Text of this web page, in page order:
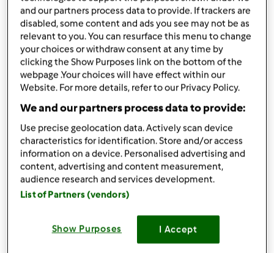
Criar uma variante
Ingredientes
700 g de água 250 g de arroz 300 g de courgete
descascada e cortada as rodelas 1latasalcichas
cortadas as rodelas sal q. b. 1 cebola pequena
50 g azeite
Adicionar à lista de compras
and our partners process data to provide. If trackers are
disabled, some content and ads you see may not be as
relevant to you. You can resurface this menu to change
your choices or withdraw consent at any time by
clicking the Show Purposes link on the bottom of the
webpage .Your choices will have effect within our
Website. For more details, refer to our Privacy Policy.
We and our partners process data to provide:
Use precise geolocation data. Actively scan device
characteristics for identification. Store and/or access
information on a device. Personalised advertising and
content, advertising and content measurement,
audience research and services development.
List of Partners (vendors)
Show Purposes I Accept